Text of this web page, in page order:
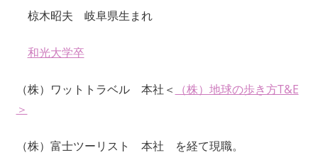
椋木昭夫 岐阜県生まれ
和光大学卒
（株）ワットトラベル 本社＜
（株）地球の歩き方T&E
＞
（株）富士ツーリスト 本社 を経て現職。